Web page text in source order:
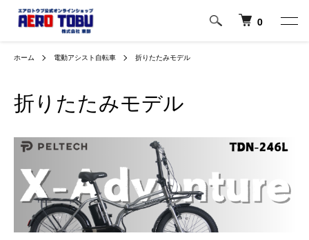
0
ホーム 電動アシスト自転車 折りたたみモデル
折りたたみモデル